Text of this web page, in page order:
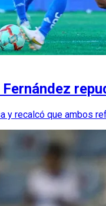
y recalcó que ambos